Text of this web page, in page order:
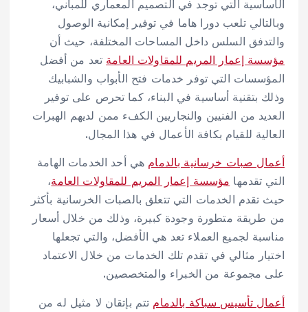
الأساسية التي توجد في التصميم المعماري للمباني،
وبالتالي تلعب دورا هاما في توفير إمكانية الوصول
والتدفق السلس داخل المساحات المختلفة، حيث أن
مؤسسة إعمار المريم للمقاولات العامة تعد من أفضل
المؤسسات التي توفر خدمات فتح الأبواب والشبابيك
وذلك بتقنية أساسية في البناء، كما تحرص على توفير
العديد من الفنيين والنجاريين الكفء ممن لديهم الهبرات
العالية للقيام بكافة الأعمال في هذا المجال.
أعمال صبات خرسانية بالدمام هي أحد الخدمات الهامة
التي تقدمها مؤسسة إعمار المريم للمقاولات العامة،
حيث تقدم الخدمات التي تتعلق بالصبات الخرسانية بأكثر
من طريقة متطورة وجودة كبيرة، وذلك من خلال أسعار
مناسبة لجميع العملاء تعد هي الأفضل، والتي تجعلها
اختيار مثالي في تقدم تلك الخدمات من خلال الاعتماد
على مجموعة من الخبراء والمتخصصين.
أعمال تأسيس سباكة بالدمام تتم بإتقان لا مثيل له من